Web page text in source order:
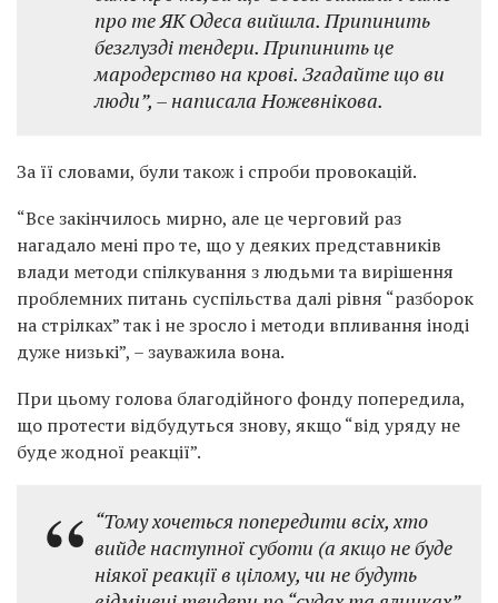
про те ЯК Одеса вийшла. Припинить
безглузді тендери. Припинить це
мародерство на крові. Згадайте що ви
люди”, – написала Ножевнікова.
За її словами, були також і спроби провокацій.
“Все закінчилось мирно, але це черговий раз
нагадало мені про те, що у деяких представників
влади методи спілкування з людьми та вирішення
проблемних питань суспільства далі рівня “разборок
на стрілках” так і не зросло і методи впливання іноді
дуже низькі”, – зауважила вона.
При цьому голова благодійного фонду попередила,
що протести відбудуться знову, якщо “від уряду не
буде жодної реакції”.
“Тому хочеться попередити всіх, хто
вийде наступної суботи (а якщо не буде
ніякої реакції в цілому, чи не будуть